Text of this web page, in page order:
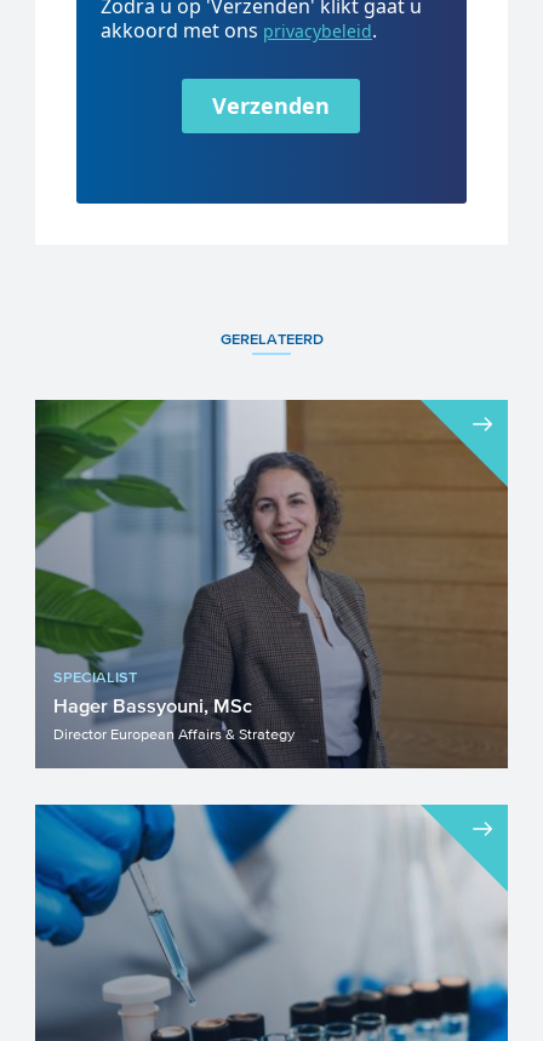
Zodra u op 'Verzenden' klikt gaat u
akkoord met ons privacybeleid.
Verzenden
GERELATEERD
SPECIALIST
Hager Bassyouni, MSc
Director European Affairs & Strategy